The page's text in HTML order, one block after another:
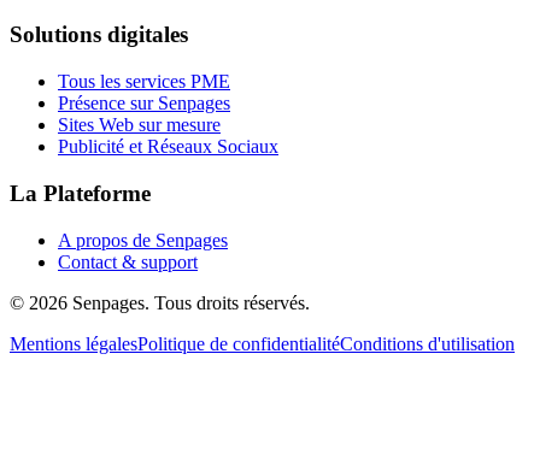
Solutions digitales
Tous les services PME
Présence sur Senpages
Sites Web sur mesure
Publicité et Réseaux Sociaux
La Plateforme
A propos de Senpages
Contact & support
© 2026 Senpages. Tous droits réservés.
Mentions légalesPolitique de confidentialitéConditions d'utilisation